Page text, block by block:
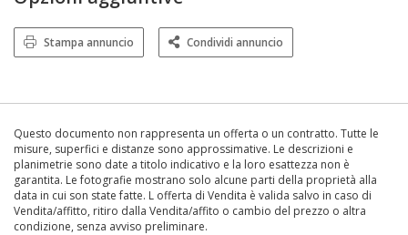
Stampa annuncio Condividi annuncio
Questo documento non rappresenta un offerta o un contratto. Tutte le
misure, superfici e distanze sono approssimative. Le descrizioni e
planimetrie sono date a titolo indicativo e la loro esattezza non è
garantita. Le fotografie mostrano solo alcune parti della proprietà alla
data in cui son state fatte. L offerta di Vendita è valida salvo in caso di
Vendita/affitto, ritiro dalla Vendita/affito o cambio del prezzo o altra
condizione, senza avviso preliminare.